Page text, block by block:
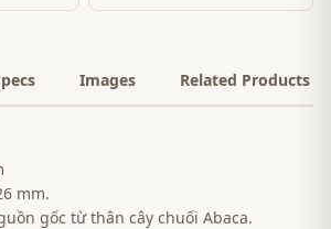
Images Related Products
mm.
gốc từ thân cây chuối Abaca.